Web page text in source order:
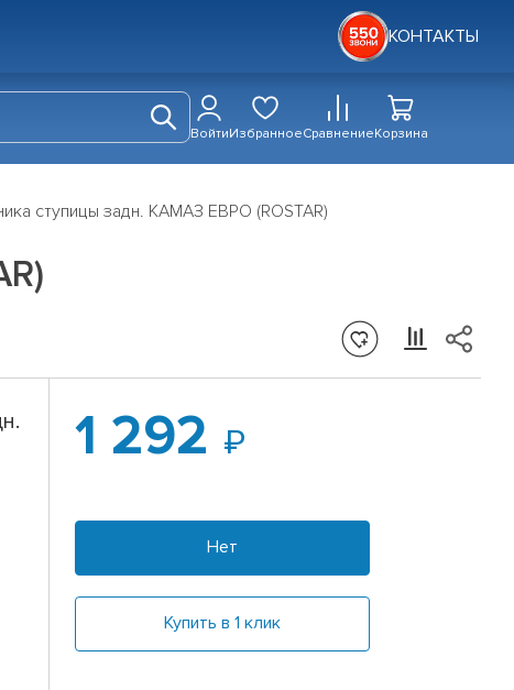
КОНТАКТЫ
ВойтиИзбранноеСравнениеКорзина
ступицы задн. КАМАЗ ЕВРО (ROSTAR)
1 292
Нет
Купить в 1 клик